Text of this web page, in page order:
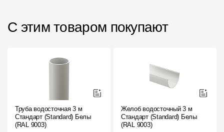
С этим товаром покупают
Труба водосточная 3 м
Стандарт (Standard) Белый,
(RAL 9003)
Желоб водосточный 3 м
Стандарт (Standard) Белый,
(RAL 9003)